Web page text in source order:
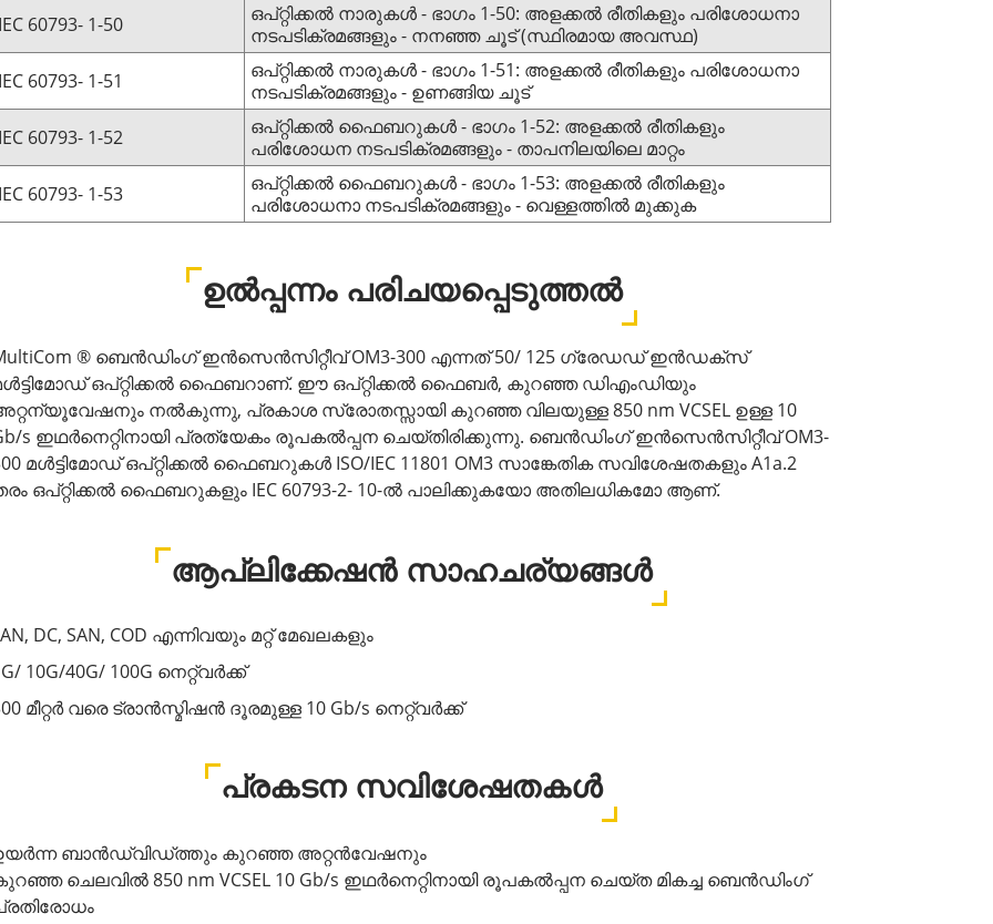
60793- 1-50
ഒപ്റ്റിക്കൽ നാരുകൾ - ഭാഗം 1-50: അളക്കൽ രീതികളും പരിശോധനാ
നടപടിക്രമങ്ങളും - നനഞ്ഞ ചൂട് (സ്ഥിരമായ അവസ്ഥ)
60793- 1-51
ഒപ്റ്റിക്കൽ നാരുകൾ - ഭാഗം 1-51: അളക്കൽ രീതികളും പരിശോധനാ
നടപടിക്രമങ്ങളും - ഉണങ്ങിയ ചൂട്
60793- 1-52
ഒപ്റ്റിക്കൽ ഫൈബറുകൾ - ഭാഗം 1-52: അളക്കൽ രീതികളും
പരിശോധന നടപടിക്രമങ്ങളും - താപനിലയിലെ മാറ്റം
60793- 1-53
ഒപ്റ്റിക്കൽ ഫൈബറുകൾ - ഭാഗം 1-53: അളക്കൽ രീതികളും
പരിശോധനാ നടപടിക്രമങ്ങളും - വെള്ളത്തിൽ മുക്കുക
ഉൽപ്പന്നം പരിചയപ്പെടുത്തൽ
® ബെൻഡിംഗ് ഇൻസെൻസിറ്റീവ് OM3-300 എന്നത് 50/ 125 ഗ്രേഡഡ് ഇൻഡക്സ്
ഒപ്റ്റിക്കൽ ഫൈബറാണ്. ഈ ഒപ്റ്റിക്കൽ ഫൈബർ, കുറഞ്ഞ ഡിഎംഡിയും
നൽകുന്നു, പ്രകാശ സ്രോതസ്സായി കുറഞ്ഞ വിലയുള്ള 850 nm VCSEL ഉള്ള 10
s ഇഥർനെറ്റിനായി പ്രത്യേകം രൂപകൽപ്പന ചെയ്‌തിരിക്കുന്നു. ബെൻഡിംഗ് ഇൻസെൻസിറ്റീവ് OM3-
മൾട്ടിമോഡ് ഒപ്റ്റിക്കൽ ഫൈബറുകൾ ISO/IEC 11801 OM3 സാങ്കേതിക സവിശേഷതകളും A1a.2
ഒപ്റ്റിക്കൽ ഫൈബറുകളും IEC 60793-2- 10-ൽ പാലിക്കുകയോ അതിലധികമോ ആണ്.
ആപ്ലിക്കേഷൻ സാഹചര്യങ്ങൾ
DC, SAN, COD എന്നിവയും മറ്റ് മേഖലകളും
10G/40G/ 100G നെറ്റ്‌വർക്ക്
മീറ്റർ വരെ ട്രാൻസ്മിഷൻ ദൂരമുള്ള 10 Gb/s നെറ്റ്‌വർക്ക്
പ്രകടന സവിശേഷതകൾ
ബാൻഡ്‌വിഡ്‌ത്തും കുറഞ്ഞ അറ്റൻവേഷനും
ചെലവിൽ 850 nm VCSEL 10 Gb/s ഇഥർനെറ്റിനായി രൂപകൽപ്പന ചെയ്ത മികച്ച ബെൻഡിംഗ്